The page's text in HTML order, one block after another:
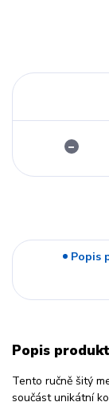
Popis
Popis
Tento ručně šitý
součást unikátní